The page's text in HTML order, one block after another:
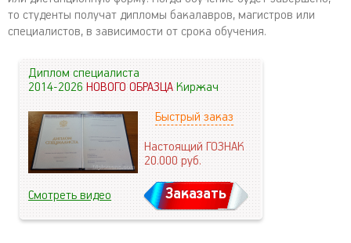
то студенты получат дипломы бакалавров, магистров или
специалистов, в зависимости от срока обучения.
Диплом специалиста
2014-2026НОВОГО ОБРАЗЦАКиржач
Быстрый заказ
Настоящий ГОЗНАК
20.000руб.
Смотреть видео Заказать